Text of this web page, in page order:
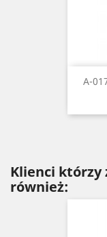
A-
Klienci
również: